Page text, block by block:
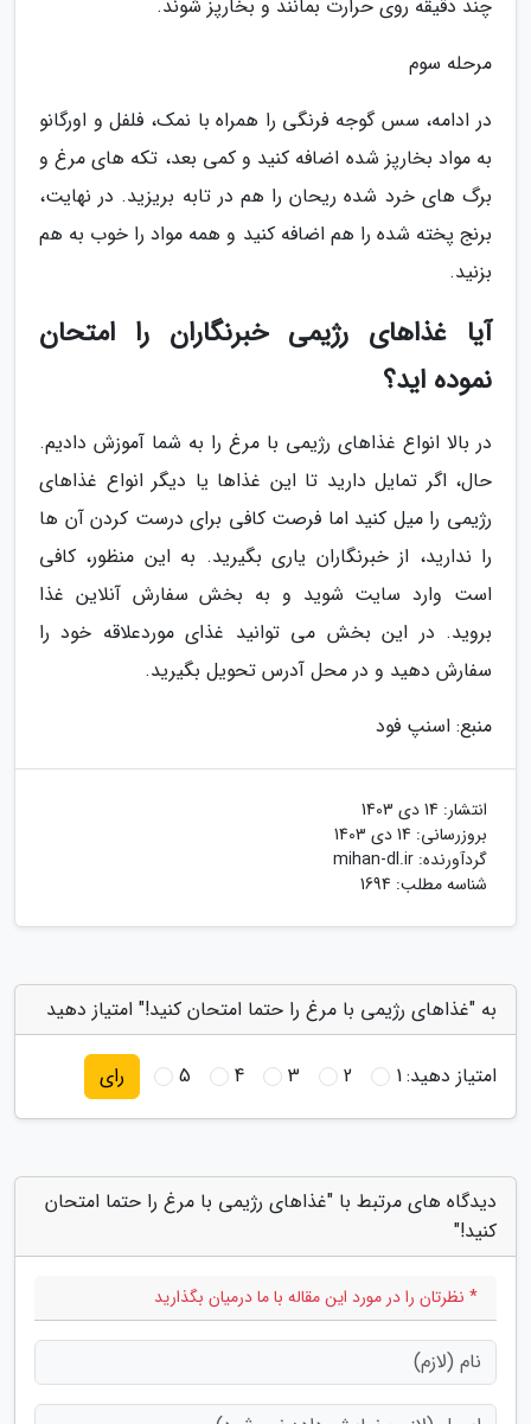
چند دقیقه روی حرارت بمانند و بخارپز شوند.
مرحله سوم
در ادامه، سس گوجه فرنگی را همراه با نمک، فلفل و اورگانو
به مواد بخارپز شده اضافه کنید و کمی بعد، تکه های مرغ و
برگ های خرد شده ریحان را هم در تابه بریزید. در نهایت،
برنج پخته شده را هم اضافه کنید و همه مواد را خوب به هم
بزنید.
آیا غذاهای رژیمی خبرنگاران را امتحان
نموده اید؟
در بالا انواع غذاهای رژیمی با مرغ را به شما آموزش دادیم.
حال، اگر تمایل دارید تا این غذاها یا دیگر انواع غذاهای
رژیمی را میل کنید اما فرصت کافی برای درست کردن آن ها
را ندارید، از خبرنگاران یاری بگیرید. به این منظور، کافی
است وارد سایت شوید و به بخش سفارش آنلاین غذا
بروید. در این بخش می توانید غذای موردعلاقه خود را
سفارش دهید و در محل آدرس تحویل بگیرید.
منبع: اسنپ فود
انتشار: 14 دی 1403
بروزرسانی: 14 دی 1403
گردآورنده: mihan-dl.ir
شناسه مطلب: 1694
به "غذاهای رژیمی با مرغ را حتما امتحان کنید!" امتیاز دهید
امتیاز دهید:1
2
3
4
5 رای
دیدگاه های مرتبط با "غذاهای رژیمی با مرغ را حتما امتحان
کنید!"
* نظرتان را در مورد این مقاله با ما درمیان بگذارید